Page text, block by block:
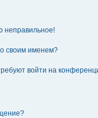
неправильное!
своим именем?
войти на